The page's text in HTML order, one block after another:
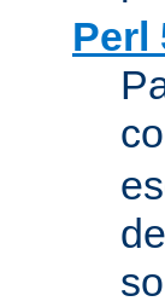
Perl